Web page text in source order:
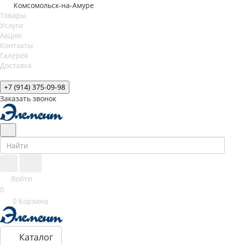
Комсомольск-на-Амуре
Товары
Услуги
Акции
Контакты
Галерея
Доставка
+7 (914) 375-09-98
Заказать звонок
Войти
0
0 Корзина
Каталог